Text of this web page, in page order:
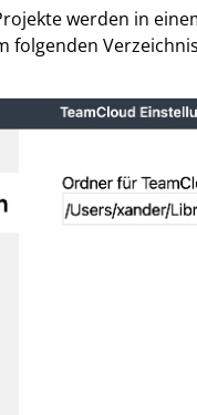
werden in
folgenden